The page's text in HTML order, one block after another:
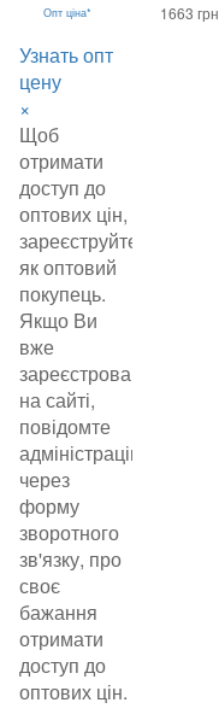
Опт ціна*
Узнать опт
цену
×
Щоб
отримати
доступ до
оптових цін,
зареєструйтеся
як оптовий
покупець.
Якщо Ви
вже
зареєстровані
на сайті,
повідомте
адміністрацію
через
форму
зворотного
зв'язку, про
своє
бажання
отримати
доступ до
оптових цін.
1663 грн